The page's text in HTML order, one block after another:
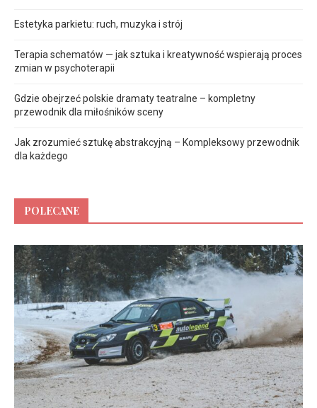
Estetyka parkietu: ruch, muzyka i strój
Terapia schematów — jak sztuka i kreatywność wspierają proces
zmian w psychoterapii
Gdzie obejrzeć polskie dramaty teatralne – kompletny
przewodnik dla miłośników sceny
Jak zrozumieć sztukę abstrakcyjną – Kompleksowy przewodnik
dla każdego
POLECANE